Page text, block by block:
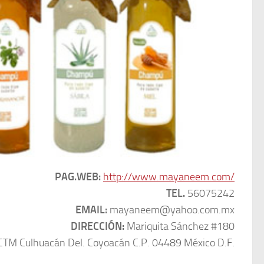
PAG.WEB: http://www.mayaneem.com/
TEL. 56075242
EMAIL: mayaneem@yahoo.com.mx
DIRECCIÓN: Mariquita Sánchez #180
Culhuacán Del. Coyoacán C.P. 04489 México D.F.